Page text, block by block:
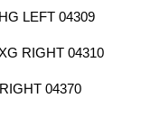
LEFT 04309
RIGHT 04310
04370